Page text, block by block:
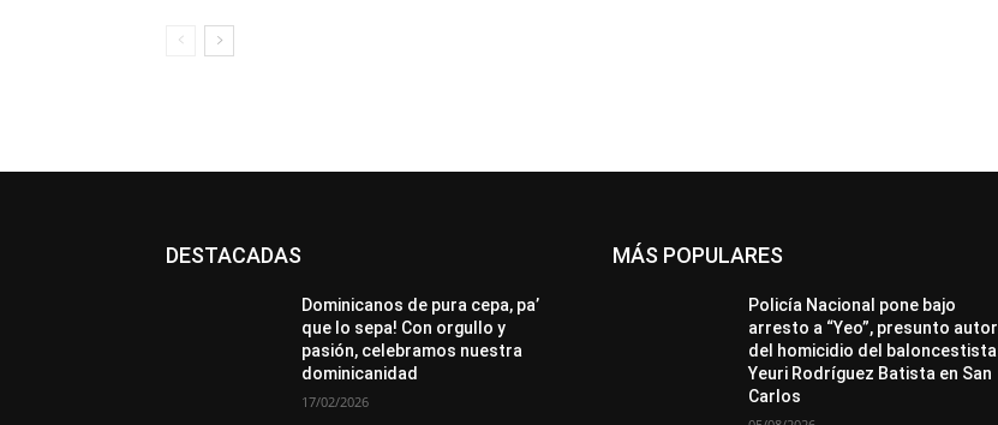
DESTACADAS
All Destacado
Dominicanos de pura cepa, pa’
que lo sepa! Con orgullo y
pasión, celebramos nuestra
dominicanidad
17/02/2026
MÁS POPULARES
All Destacado
Policía Nacional pone bajo
arresto a “Yeo”, presunto autor
del homicidio del baloncestista
Yeuri Rodríguez Batista en San
Carlos